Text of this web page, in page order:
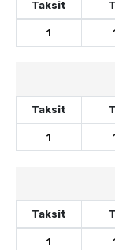
Taksit
1
Taksit
1
Taksit
1